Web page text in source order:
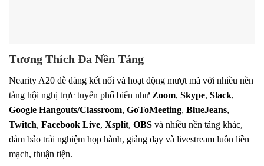
Tương Thích Đa Nền Tảng
Nearity A20 dễ dàng kết nối và hoạt động mượt mà với nhiều nền
tảng hội nghị trực tuyến phổ biến như Zoom, Skype, Slack,
Google Hangouts/Classroom, GoToMeeting, BlueJeans,
Twitch, Facebook Live, Xsplit, OBS và nhiều nền tảng khác,
đảm bảo trải nghiệm họp hành, giảng dạy và livestream luôn liền
mạch, thuận tiện.